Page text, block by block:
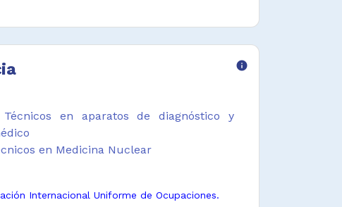
info
Técnicos en aparatos de diagnóstico y
en Medicina Nuclear
Internacional Uniforme de Ocupaciones.